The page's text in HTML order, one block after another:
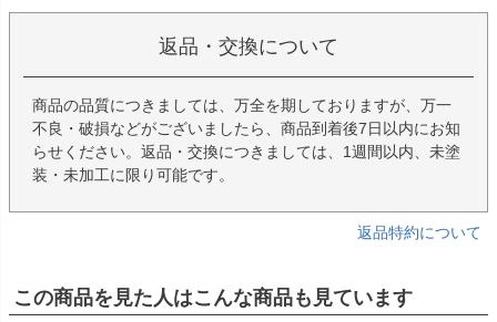
返品・交換について
商品の品質につきましては、万全を期しておりますが、万一
不良・破損などがございましたら、商品到着後7日以内にお知
らせください。返品・交換につきましては、1週間以内、未塗
装・未加工に限り可能です。
返品特約について
この商品を見た人はこんな商品も見ています